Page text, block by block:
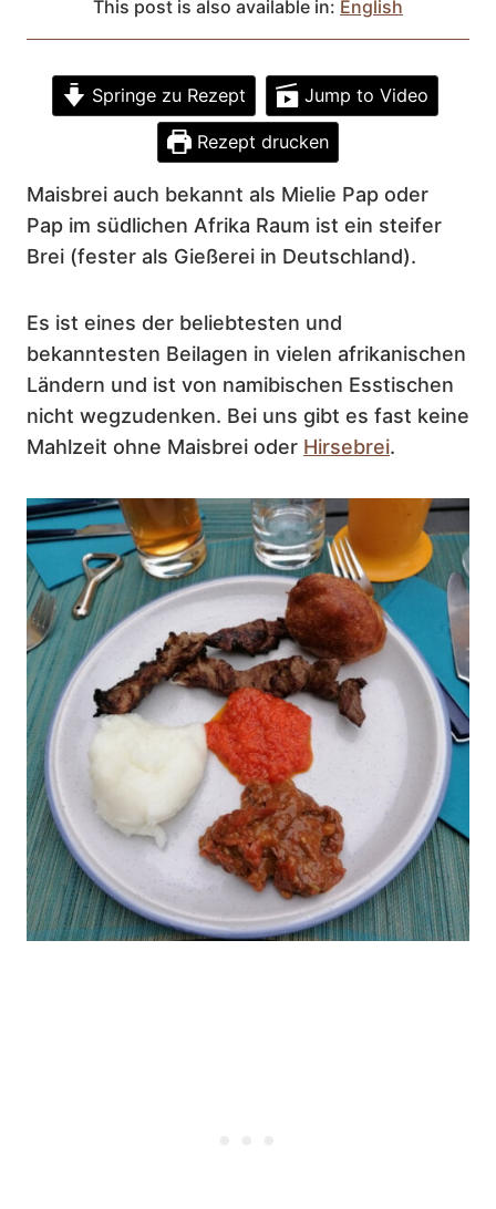
This post is also available in: English
Springe zu Rezept Jump to Video
Rezept drucken
Maisbrei auch bekannt als Mielie Pap oder
Pap im südlichen Afrika Raum ist ein steifer
Brei (fester als Gießerei in Deutschland).
Es ist eines der beliebtesten und
bekanntesten Beilagen in vielen afrikanischen
Ländern und ist von namibischen Esstischen
nicht wegzudenken. Bei uns gibt es fast keine
Mahlzeit ohne Maisbrei oder Hirsebrei.